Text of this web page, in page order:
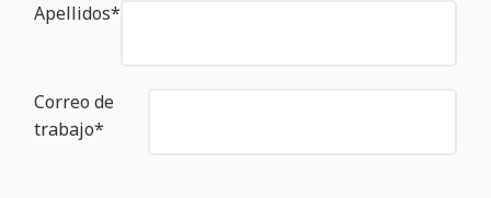
Apellidos*
Correo de
trabajo*